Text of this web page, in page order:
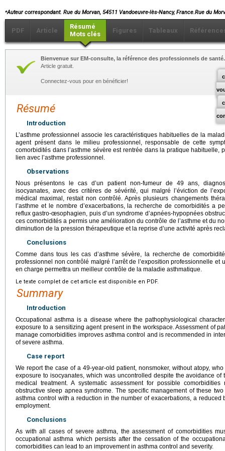
⁎Auteur correspondant. Rue du Morvan, 54511 Vandoeuvre-lès-Nancy, France.Rue du
PDF Article
Résumé
Mots clés
Figures Tableaux
Bienvenue sur EM-consulte, la référence des professionnels de santé.
Article gratuit.
Connectez-vous pour en bénéficier!
Résumé
Introduction
L’asthme professionnel associe les caractéristiques habituelles de la
agent présent dans le milieu professionnel, responsable de cette
comorbidités dans l’asthme sévère est rentrée dans la pratique habituelle,
lien avec l’asthme professionnel.
Observations
Nous présentons le cas d’un patient non-fumeur de 49 ans,
isocyanates, avec des critères de sévérité, qui malgré l’éviction de
médical maximal, restait non contrôlé. Après plusieurs changements
l’asthme et le nombre d’exacerbations, la recherche de comorbidités a
reflux gastro-œsophagien, puis d’un syndrome d’apnées-hypopnées
ces comorbidités a permis une amélioration du contrôle de l’asthme et du
diminution de la pression thérapeutique et la reprise d’une activité après
Conclusions
Comme dans tous les cas d’asthme sévère, la recherche de
professionnel non contrôlé malgré l’arrêt de l’exposition professionnelle et
en charge permettra un meilleur contrôle de la maladie asthmatique.
Le texte complet de cet article est disponible en PDF.
Summary
Introduction
Occupational asthma is a disease where the pathophysiological
exposure to a sensitizing agent present in the workspace. Assessment of
manage comorbidities improves asthma control and is recommended in
of severe asthma.
Case report
We report the case of a 49-year-old patient, nonsmoker, without atopy,
exposure to isocyanates, which was uncontrolled despite the avoidance
medical treatment. A systematic assessment for possible
obstructive sleep apnea syndrome. The specific management of these
asthma control with a reduction in the number of exacerbations, a reduced
employment.
Conclusions
As with all cases of severe asthma, the assessment of comorbidities
occupational asthma which persists after the cessation of the
comorbidities can lead to an improvement in asthma control and severity.